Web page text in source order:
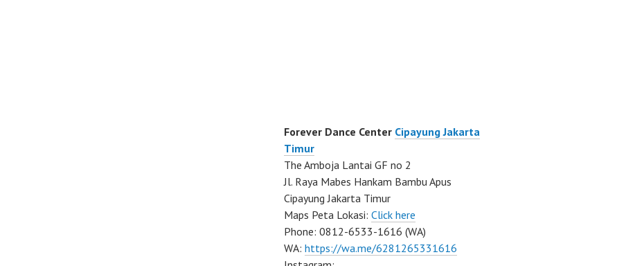
Forever Dance Center Cipayung Jakarta
Timur
The Amboja Lantai GF no 2
Jl. Raya Mabes Hankam Bambu Apus
Cipayung Jakarta Timur
Maps Peta Lokasi: Click here
Phone: 0812-6533-1616 (WA)
WA: https://wa.me/6281265331616